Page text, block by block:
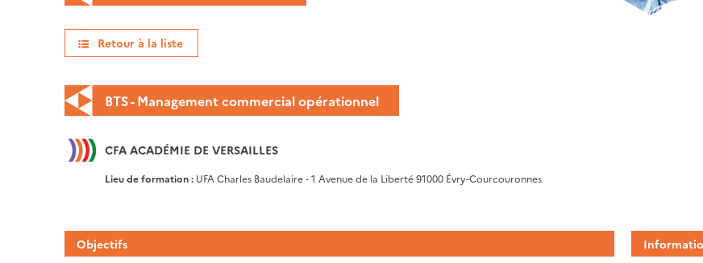
Retour à la liste
BTS - Management commercial opérationnel
CFA ACADÉMIE DE VERSAILLES
Lieu de formation : UFA Charles Baudelaire - 1 Avenue de la Liberté 91000 Évry-Courcouronnes
Objectifs